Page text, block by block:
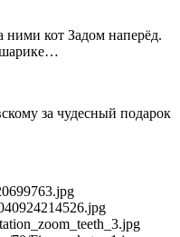
ними кот Задом наперёд.
за чудесный подарок